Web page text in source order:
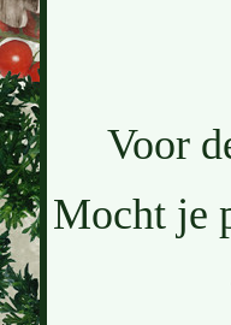
Voor
Mocht je